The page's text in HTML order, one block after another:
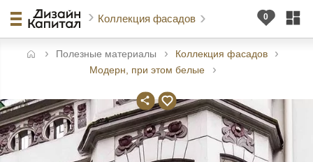
Коллекция фасадов
Полезные материалы
Коллекция фасадов
Модерн, при этом белые